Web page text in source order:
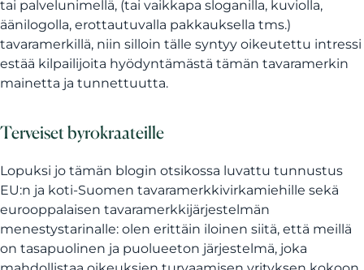
tai palvelunimellä, (tai vaikkapa sloganilla, kuviolla,
äänilogolla, erottautuvalla pakkauksella tms.)
tavaramerkillä, niin silloin tälle syntyy oikeutettu intressi
estää kilpailijoita hyödyntämästä tämän tavaramerkin
mainetta ja tunnettuutta.
Terveiset byrokraateille
Lopuksi jo tämän blogin otsikossa luvattu tunnustus
EU:n ja koti-Suomen tavaramerkkivirkamiehille sekä
eurooppalaisen tavaramerkkijärjestelmän
menestystarinalle: olen erittäin iloinen siitä, että meillä
on tasapuolinen ja puolueeton järjestelmä, joka